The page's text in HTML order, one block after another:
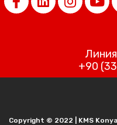
Линия
+90
Copyright © 2022 | KMS